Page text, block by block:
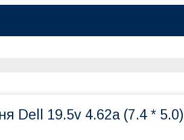
Dell 19.5v 4.62a (7.4 * 5.0)